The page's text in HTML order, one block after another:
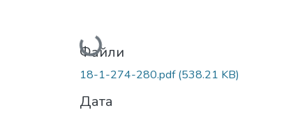
Вантажиться...
Файли
18-1-274-280.pdf(538.21 KB)
Дата